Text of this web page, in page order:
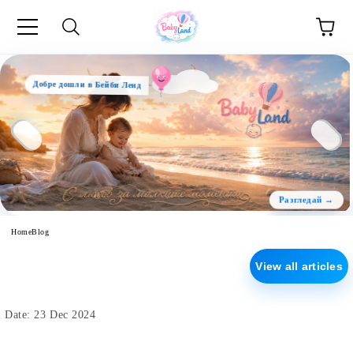
Добре дошли в Бейби Ленд
HomeBlog
View all articles
Date: 23 Dec 2024